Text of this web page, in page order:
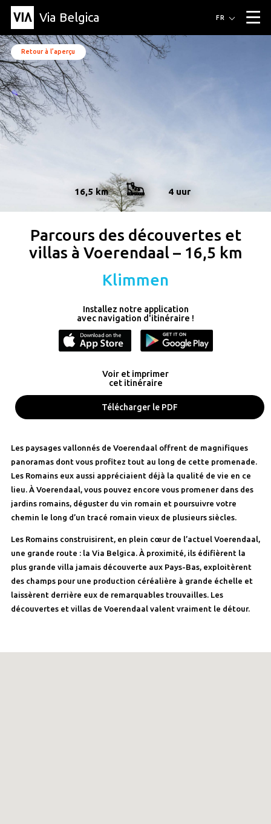
Via Belgica ▼
Parcours d'écoute
Itinéraires de randonnée
Itinéraires cyclables
Événements
À propos de Via Belgica
À propos de via belgica
FR
Retour à l’aperçu
16,5 km 4 uur
Parcours des découvertes et
villas à Voerendaal – 16,5 km
Klimmen
Installez notre application
avec navigation d'itinéraire !
Voir et imprimer
cet itinéraire
Télécharger le PDF
Les paysages vallonnés de Voerendaal offrent de magnifiques
panoramas dont vous profitez tout au long de cette promenade.
Les Romains eux aussi appréciaient déjà la qualité de vie en ce
lieu. À Voerendaal, vous pouvez encore vous promener dans des
jardins romains, déguster du vin romain et poursuivre votre
chemin le long d’un tracé romain vieux de plusieurs siècles.
Les Romains construisirent, en plein cœur de l’actuel Voerendaal,
une grande route : la Via Belgica. À proximité, ils édifièrent la
plus grande villa jamais découverte aux Pays-Bas, exploitèrent
des champs pour une production céréalière à grande échelle et
laissèrent derrière eux de remarquables trouvailles. Les
découvertes et villas de Voerendaal valent vraiment le détour.